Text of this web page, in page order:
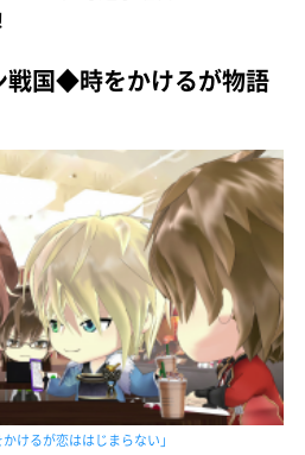
戦国◆時をかけるが物語
けるが恋ははじまらない」